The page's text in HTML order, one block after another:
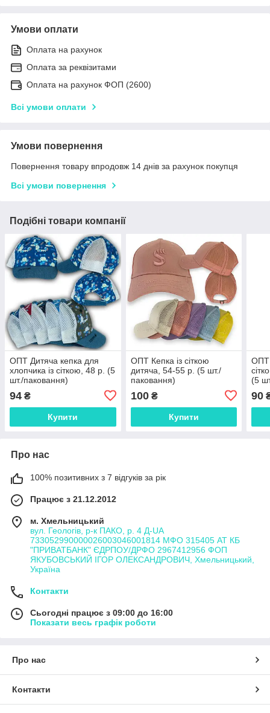
Умови оплати
Оплата на рахунок
Оплата за реквізитами
Оплата на рахунок ФОП (2600)
Всі умови оплати
Умови повернення
Повернення товару впродовж 14 днів за рахунок покупця
Всі умови повернення
Подібні товари компанії
ОПТ Дитяча кепка для
хлопчика із сіткою, 48 р. (5
шт./паковання)
94 ₴
Купити
ОПТ Кепка із сіткою
дитяча, 54-55 р. (5 шт./
паковання)
100₴
Купити
ОПТ
(5
90
Про нас
100% позитивних з 7 відгуків за рік
Працює з 21.12.2012
м. Хмельницький
вул. Геологів, р-к ПАКО, р. 4 Д-UA
733052990000026003046001814 МФО 315405 АТ КБ
"ПРИВАТБАНК" ЄДРПОУ/ДРФО 2967412956 ФОП
ЯКУБОВСЬКИЙ ІГОР ОЛЕКСАНДРОВИЧ, Хмельницький,
Україна
Контакти
Сьогодні працює з 09:00 до 16:00
Показати весь графік роботи
Про нас
Контакти